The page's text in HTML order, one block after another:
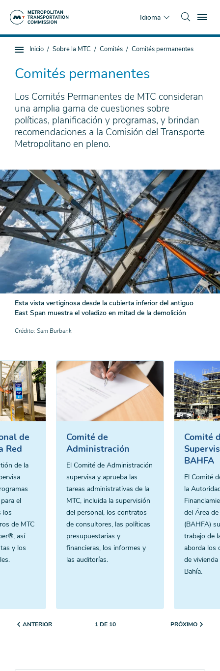
Idioma
Navegación
de
subpágina
Estás
Inicio Sobre la MTC Comités Comités permanentes
Comités permanentes
Los Comités Permanentes de MTC consideran
una amplia gama de cuestiones sobre
políticas, planificación y programas, y brindan
recomendaciones a la Comisión del Transporte
Metropolitano en pleno.
Esta vista vertiginosa desde la cubierta inferior del antiguo
East Span muestra el voladizo en mitad de la demolición
Crédito Sam Burbank
de
Red
de la
el
los
de MTC
así
y los
Comité de
Administración
El Comité de Administración
supervisa y aprueba las
tareas administrativas de la
MTC, incluida la supervisión
del personal, los contratos
de consultores, las políticas
presupuestarias y
financieras, los informes y
las auditorías.
Comité
BAHFA
El Comité
la
del Área
(BAHFA)
trabajo de
aborda los
de
Bahía.
ANTERIOR 1 DE 10 PRÓXIMO